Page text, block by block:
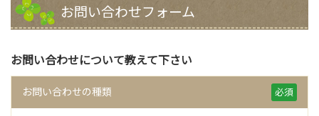
お問い合わせフォーム
お問い合わせについて教えて下さい
お問い合わせの種類 必須